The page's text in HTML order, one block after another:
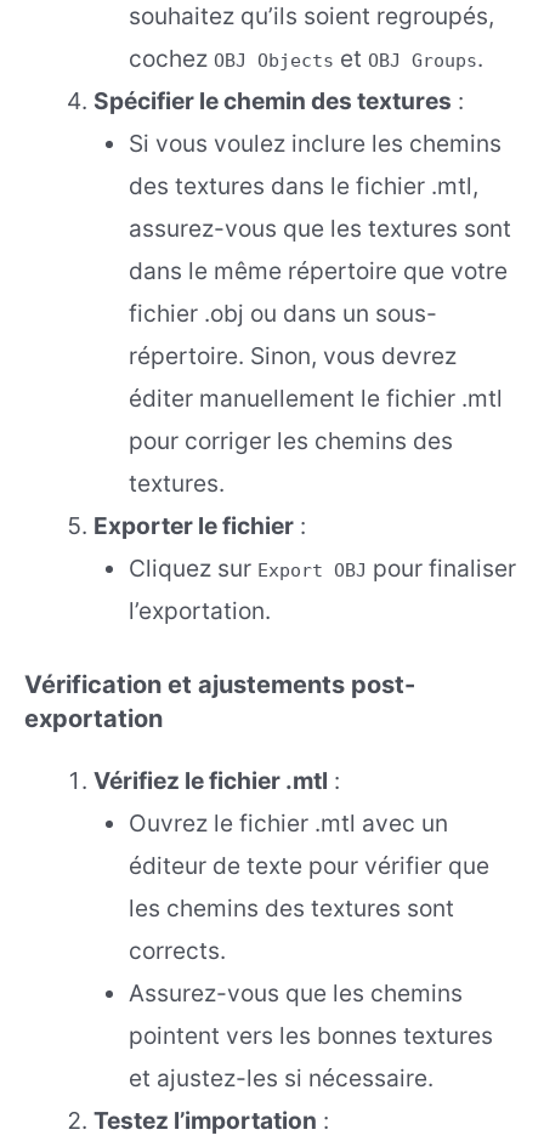
souhaitez qu’ils soient regroupés,
cochezOBJ Objects etOBJ Groups.
Spécifier le chemin des textures :
Si vous voulez inclure les chemins
des textures dans le fichier .mtl,
assurez-vous que les textures sont
dans le même répertoire que votre
fichier .obj ou dans un sous-
répertoire. Sinon, vous devrez
éditer manuellement le fichier .mtl
pour corriger les chemins des
textures.
Exporter le fichier :
Cliquez sur Export OBJ pour finaliser
l’exportation.
Vérification et ajustements post-
exportation
Vérifiez le fichier .mtl :
Ouvrez le fichier .mtl avec un
éditeur de texte pour vérifier que
les chemins des textures sont
corrects.
Assurez-vous que les chemins
pointent vers les bonnes textures
et ajustez-les si nécessaire.
Testez l’importation :